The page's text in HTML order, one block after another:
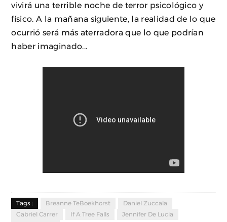
vivirá una terrible noche de terror psicológico y
físico. A la mañana siguiente, la realidad de lo que
ocurrió será más aterradora que lo que podrían
haber imaginado...
Tags : Breanne TeBoekhorst
Daniel Zuccala
Gabriel Carrer
If A Tree Falls Jennifer De Lucia